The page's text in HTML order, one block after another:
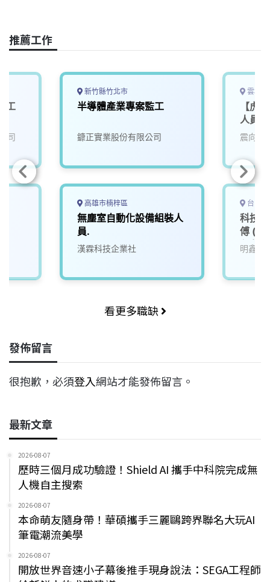
e
b
o
a
s
e
I
n
L
n
推薦工作
工
司
新竹縣竹北市
半導體產業專案監工
鏮正實業股份有限公司
高雄市楠梓區
無塵室自動化設備組裝人
員.
漢霖科技企業社
雲林
【虎
人員
震向科
台中
科技
傅 (中
免費
明鑫科
看更多職缺
發佈留言
很抱歉，必須登入網站才能發佈留言。
最新文章
2026-08-07
歷時三個月成功驗證！Shield AI 攜手中科院完成無
人機自主搜索
2026-08-07
本命萌友隨身帶！華碩攜手三麗鷗跨界聯名大玩AI
筆電潮流美學
2026-08-07
開放世界音速小子幕後推手現身說法：SEGA工程師